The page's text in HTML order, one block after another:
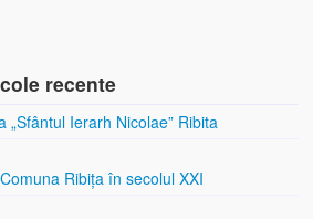
recente
„Sfântul Ierarh Nicolae” Ribita
Ribița în secolul XXI